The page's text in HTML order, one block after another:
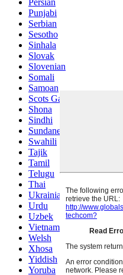
Punjabi
Serbian
Sesotho
Sinhala
Slovak
Slovenian
Somali
Samoan
Scots Gaelic
Shona
Sindhi
Sundanese
Swahili
Tajik
Tamil
Telugu
Thai
Ukrainian
Urdu
Uzbek
Vietnamese
Welsh
Xhosa
Yiddish
Yoruba